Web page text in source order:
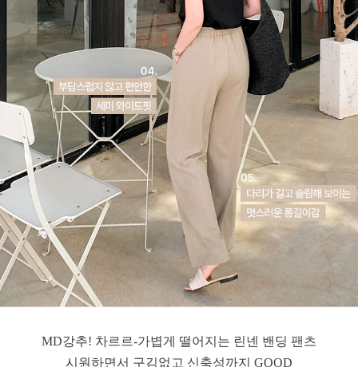
MD강추! 차르르-가볍게 떨어지는 린넨 밴딩 팬츠
시원하면서 구김없고 신축성까지 GOOD